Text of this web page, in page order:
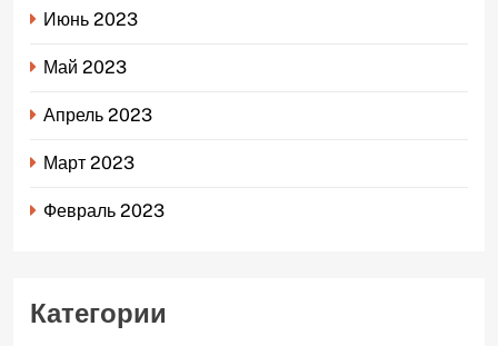
Июнь 2023
Май 2023
Апрель 2023
Март 2023
Февраль 2023
Категории